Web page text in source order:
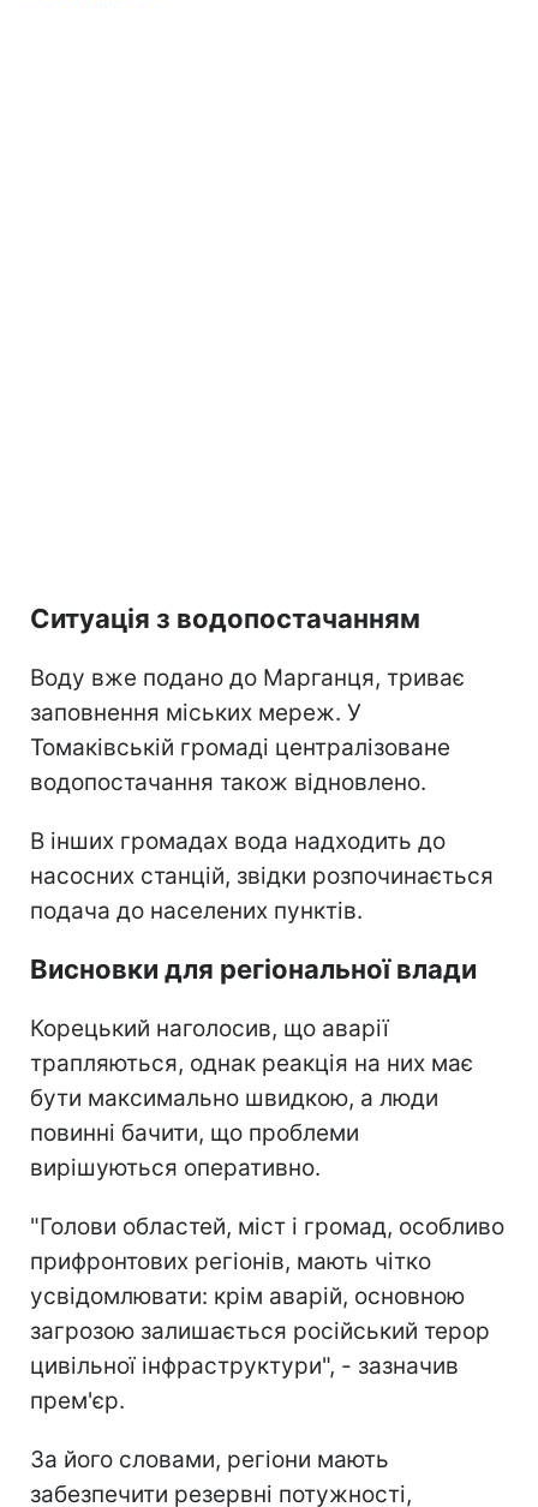
Ситуація з водопостачанням
Воду вже подано до Марганця, триває
заповнення міських мереж. У
Томаківській громаді централізоване
водопостачання також відновлено.
В інших громадах вода надходить до
насосних станцій, звідки розпочинається
подача до населених пунктів.
Висновки для регіональної влади
Корецький наголосив, що аварії
трапляються, однак реакція на них має
бути максимально швидкою, а люди
повинні бачити, що проблеми
вирішуються оперативно.
"Голови областей, міст і громад, особливо
прифронтових регіонів, мають чітко
усвідомлювати: крім аварій, основною
загрозою залишається російський терор
цивільної інфраструктури", - зазначив
прем'єр.
За його словами, регіони мають
забезпечити резервні потужності,